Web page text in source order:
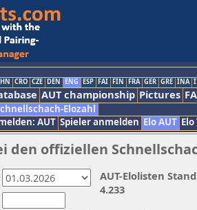
CRO CZE DEN ENG ESP FAI FIN FRA GER GRE INA
AUT championship Pictures
Elozahl
AUT Spieler anmelden Elo AUT
den offiziellen
AUT-Elolisten
4.233